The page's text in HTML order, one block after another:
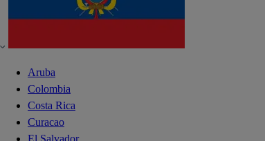
Aruba
Colombia
Costa Rica
Curacao
El Salvador